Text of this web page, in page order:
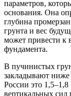
параметров,
основания. Она
глубина
грунта и вес
может привести к
фундамента.
В пучинистых
закладывают
России это 1,5–1,8
вертикальных сил